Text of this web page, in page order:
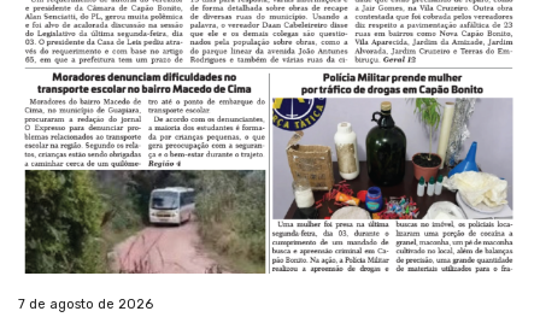
7 de agosto de 2026